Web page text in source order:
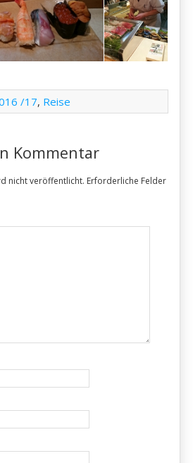
/17, Reise
Kommentar
nicht veröffentlicht. Erforderliche Felder